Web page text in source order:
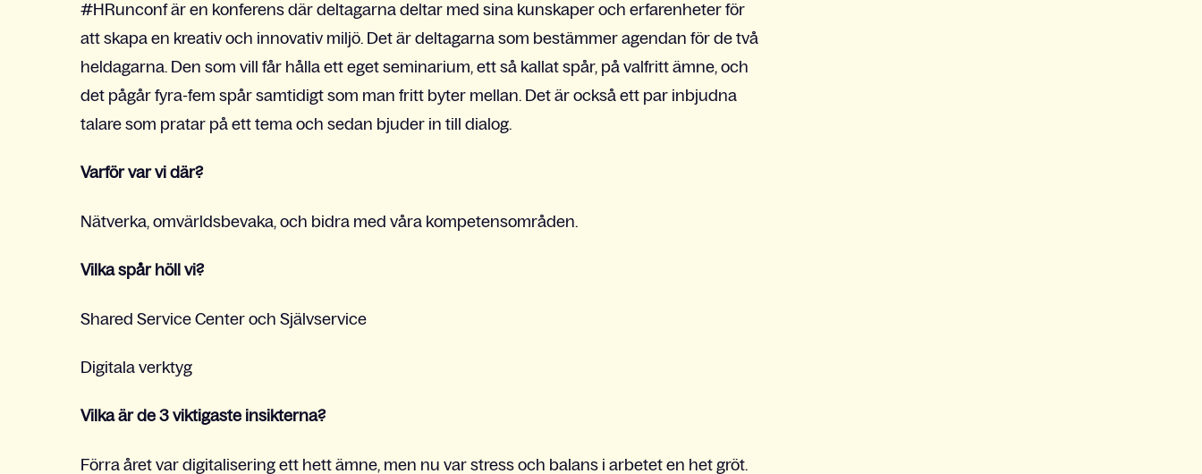
#HRunconf är en konferens där deltagarna deltar med sina kunskaper och erfarenheter för
att skapa en kreativ och innovativ miljö. Det är deltagarna som bestämmer agendan för de två
heldagarna. Den som vill får hålla ett eget seminarium, ett så kallat spår, på valfritt ämne, och
det pågår fyra-fem spår samtidigt som man fritt byter mellan. Det är också ett par inbjudna
talare som pratar på ett tema och sedan bjuder in till dialog.
Varför var vi där?
Nätverka, omvärldsbevaka, och bidra med våra kompetensområden.
Vilka spår höll vi?
Shared Service Center och Självservice
Digitala verktyg
Vilka är de 3 viktigaste insikterna?
Förra året var digitalisering ett hett ämne, men nu var stress och balans i arbetet en het gröt.